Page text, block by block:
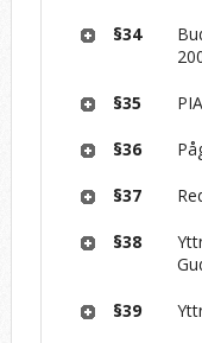
§34
§35
§36
§37
§38
§39